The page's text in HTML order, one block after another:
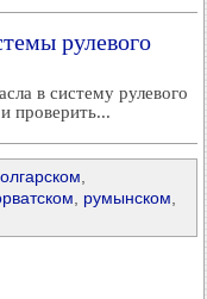
рулевого
в систему рулевого
проверить...
румынском